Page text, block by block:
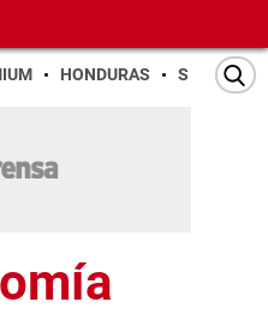
HONDURAS SAN PEDRO